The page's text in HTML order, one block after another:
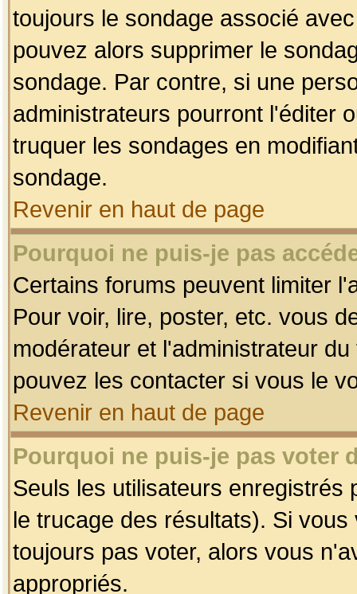
toujours le sondage associé
pouvez alors supprimer le
sondage. Par contre, si une
administrateurs pourront l'éditer
truquer les sondages en
sondage.
Revenir en haut de page
Pourquoi ne puis-je pas
Certains forums peuvent limiter
Pour voir, lire, poster, etc. vous
modérateur et l'administrateur
pouvez les contacter si vous le
Revenir en haut de page
Pourquoi ne puis-je pas voter
Seuls les utilisateurs enregistrés
le trucage des résultats). Si
toujours pas voter, alors vous
appropriés.